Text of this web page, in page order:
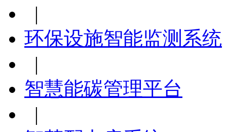
|
环保设施智能监测系统
|
智慧能碳管理平台
|